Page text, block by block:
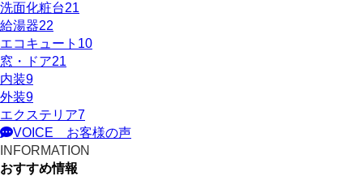
洗面化粧台21
給湯器22
エコキュート 10
窓・ドア21
内装9
外装9
エクステリア7
VOICE
お客様の声
INFORMATION
おすすめ情報